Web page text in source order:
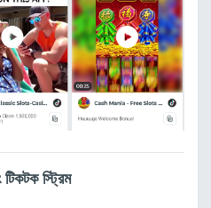
স্ট্রিম